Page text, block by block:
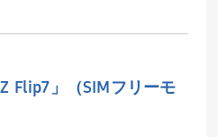
Flip7 」（SIMフリーモ